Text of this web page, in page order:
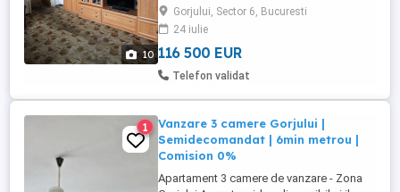
10
cu termopan, baie cu fereastra. Nu este pe
colt. In apropiere se afla scoala generala,
gradinita, piata, ...
Gorjului, Sector 6, Bucuresti
24 iulie
116 500 EUR
Telefon validat
1
Vanzare 3 camere Gorjului |
Semidecomandat | 6min metrou |
Comision 0%
Apartament 3 camere de vanzare - Zona